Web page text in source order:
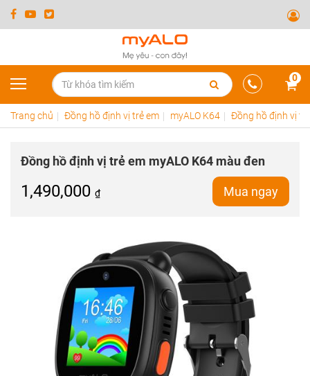
0
Trang chủ Đồng hồ định vị trẻ em myALO K64 Đồng hồ định vị
Đồng hồ định vị trẻ em myALO K64 màu đen
Mua ngay
1,490,000 ₫